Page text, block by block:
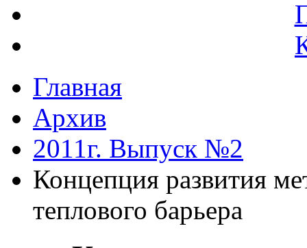
Главная
Архив
2011г. Выпуск №2
Концепция развития
теплового барьера